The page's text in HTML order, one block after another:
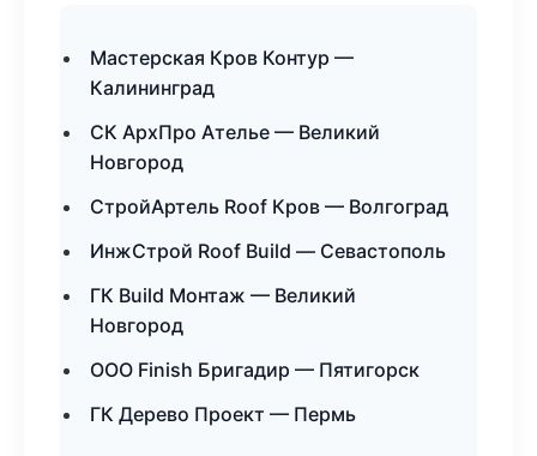
Мастерская Кров Контур —
Калининград
СК АрхПро Ателье — Великий
Новгород
СтройАртель Roof Кров — Волгоград
ИнжСтрой Roof Build — Севастополь
ГК Build Монтаж — Великий
Новгород
ООО Finish Бригадир — Пятигорск
ГК Дерево Проект — Пермь